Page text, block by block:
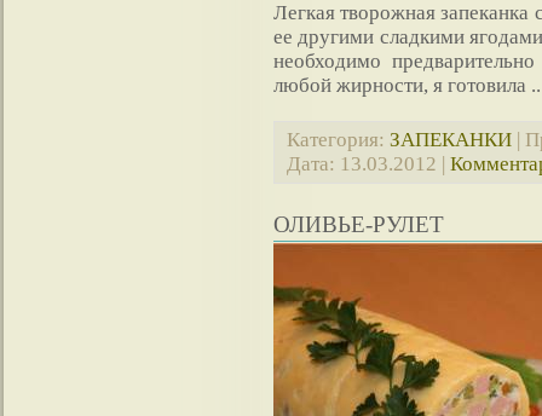
Легкая творожная
ее другими сладкими
необходимо
любой жирности, я готовила
Категория: ЗАПЕКАНКИ |
Дата: 13.03.2012 |
ОЛИВЬЕ-РУЛЕТ